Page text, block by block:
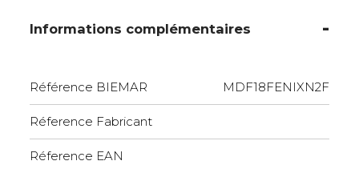
Informations complémentaires
Référence BIEMAR MDF18FENIXN2F
Réference Fabricant
Réference EAN